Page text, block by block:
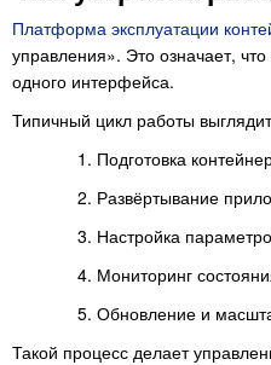
Платформа эксплуатации
управления». Это означает,
одного интерфейса.
Типичный цикл работы
Подготовка
Развёртывание
Настройка
Мониторинг
Обновление и
Такой процесс делает